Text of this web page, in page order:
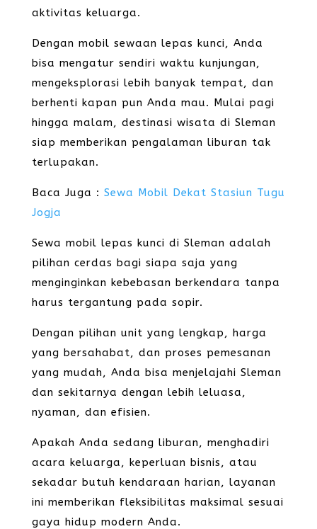
aktivitas keluarga.
Dengan mobil sewaan lepas kunci, Anda
bisa mengatur sendiri waktu kunjungan,
mengeksplorasi lebih banyak tempat, dan
berhenti kapan pun Anda mau. Mulai pagi
hingga malam, destinasi wisata di Sleman
siap memberikan pengalaman liburan tak
terlupakan.
Baca Juga : Sewa Mobil Dekat Stasiun Tugu
Jogja
Sewa mobil lepas kunci di Sleman adalah
pilihan cerdas bagi siapa saja yang
menginginkan kebebasan berkendara tanpa
harus tergantung pada sopir.
Dengan pilihan unit yang lengkap, harga
yang bersahabat, dan proses pemesanan
yang mudah, Anda bisa menjelajahi Sleman
dan sekitarnya dengan lebih leluasa,
nyaman, dan efisien.
Apakah Anda sedang liburan, menghadiri
acara keluarga, keperluan bisnis, atau
sekadar butuh kendaraan harian, layanan
ini memberikan fleksibilitas maksimal sesuai
gaya hidup modern Anda.